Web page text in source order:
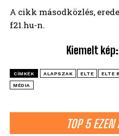
TOP 5 EZEN
A cikk másodközlés,
f21.hu-n.
Kiemelt
CÍMKÉK ALAPSZAK ELTE ELTE
MÉDIA